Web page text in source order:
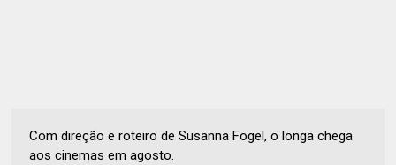
Com direção e roteiro de Susanna Fogel, o longa chega
aos cinemas em agosto.